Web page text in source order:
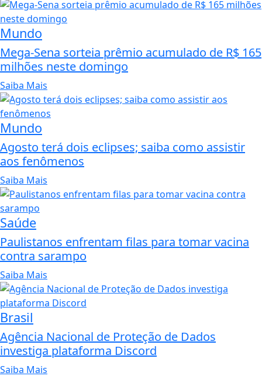
Mundo
Mega-Sena sorteia prêmio acumulado de R$ 165
milhões neste domingo
Saiba Mais
Mundo
Agosto terá dois eclipses; saiba como assistir
aos fenômenos
Saiba Mais
Saúde
Paulistanos enfrentam filas para tomar vacina
contra sarampo
Saiba Mais
Brasil
Agência Nacional de Proteção de Dados
investiga plataforma Discord
Saiba Mais